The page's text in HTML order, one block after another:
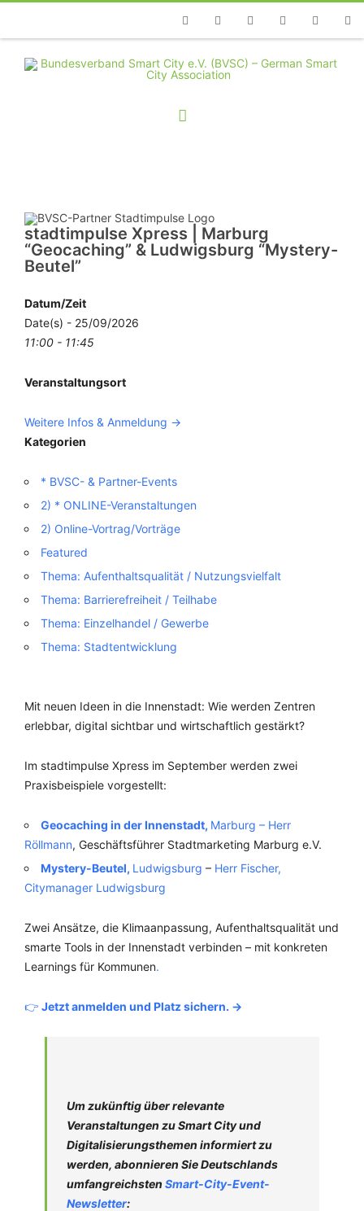
TelefonFacebookTwitterYoutubeInstagramLinkedin
stadtimpulse Xpress | Marburg
“Geocaching” & Ludwigsburg “Mystery-
Beutel”
Datum/Zeit
Date(s) - 25/09/2026
11:00 - 11:45
Veranstaltungsort
Weitere Infos & Anmeldung ->
Kategorien
* BVSC- & Partner-Events
2) * ONLINE-Veranstaltungen
2) Online-Vortrag/Vorträge
Featured
Thema: Aufenthaltsqualität / Nutzungsvielfalt
Thema: Barrierefreiheit / Teilhabe
Thema: Einzelhandel / Gewerbe
Thema: Stadtentwicklung
Mit neuen Ideen in die Innenstadt: Wie werden Zentren
erlebbar, digital sichtbar und wirtschaftlich gestärkt?
Im stadtimpulse Xpress im September werden zwei
Praxisbeispiele vorgestellt:
Geocaching in der Innenstadt, Marburg – Herr
Röllmann, Geschäftsführer Stadtmarketing Marburg e.V.
Mystery-Beutel, Ludwigsburg – Herr Fischer,
Citymanager Ludwigsburg
Zwei Ansätze, die Klimaanpassung, Aufenthaltsqualität und
smarte Tools in der Innenstadt verbinden – mit konkreten
Learnings für Kommunen.
👉 Jetzt anmelden und Platz sichern. ->
Um zukünftig über relevante
Veranstaltungen zu Smart City und
Digitalisierungsthemen informiert zu
werden, abonnieren Sie Deutschlands
umfangreichsten Smart-City-Event-
Newsletter: